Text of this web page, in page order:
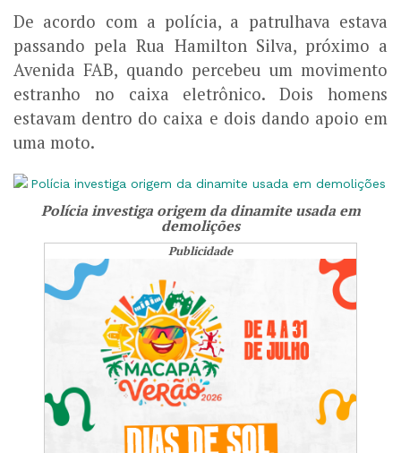
De acordo com a polícia, a patrulhava estava
passando pela Rua Hamilton Silva, próximo a
Avenida FAB, quando percebeu um movimento
estranho no caixa eletrônico. Dois homens
estavam dentro do caixa e dois dando apoio em
uma moto.
Polícia investiga origem da dinamite usada em
demolições
Publicidade